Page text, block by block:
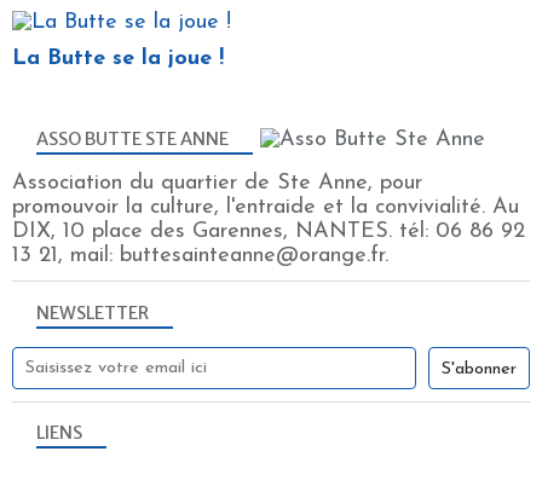
La Butte se la joue !
NEWSLETTER
ASSO BUTTE STE ANNE
Association du quartier de Ste Anne, pour
promouvoir la culture, l'entraide et la convivialité. Au
DIX, 10 place des Garennes, NANTES. tél: 06 86 92
13 21, mail: buttesainteanne@orange.fr.
LIENS